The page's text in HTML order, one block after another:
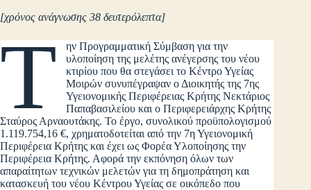
[χρόνος ανάγνωσης 38 δευτερόλεπτα]
Τ
ην Προγραμματική Σύμβαση για την
υλοποίηση της μελέτης ανέγερσης του νέου
κτιρίου που θα στεγάσει το Κέντρο Υγείας
Μοιρών συνυπέγραψαν ο Διοικητής της 7ης
Υγειονομικής Περιφέρειας Κρήτης Νεκτάριος
Παπαβασιλείου και ο Περιφερειάρχης Κρήτης
Σταύρος Αρναουτάκης. Το έργο, συνολικού προϋπολογισμού
1.119.754,16 €, χρηματοδοτείται από την 7η Υγειονομική
Περιφέρεια Κρήτης και έχει ως Φορέα Υλοποίησης την
Περιφέρεια Κρήτης. Αφορά την εκπόνηση όλων των
απαραίτητων τεχνικών μελετών για τη δημοπράτηση και
κατασκευή του νέου Κέντρου Υγείας σε οικόπεδο που